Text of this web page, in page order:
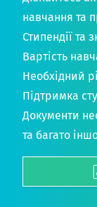
навчання та
Стипендії та
Вартість
Необхідний
Підтримка
Документи
та багато